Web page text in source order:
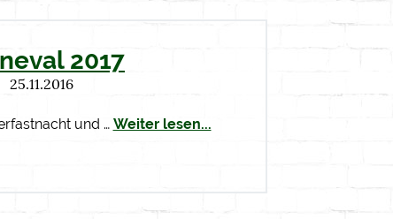
2017
25.11.2016
und … Weiter lesen...